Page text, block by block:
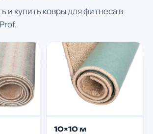
и купить ковры для фитнеса в
10×10 м